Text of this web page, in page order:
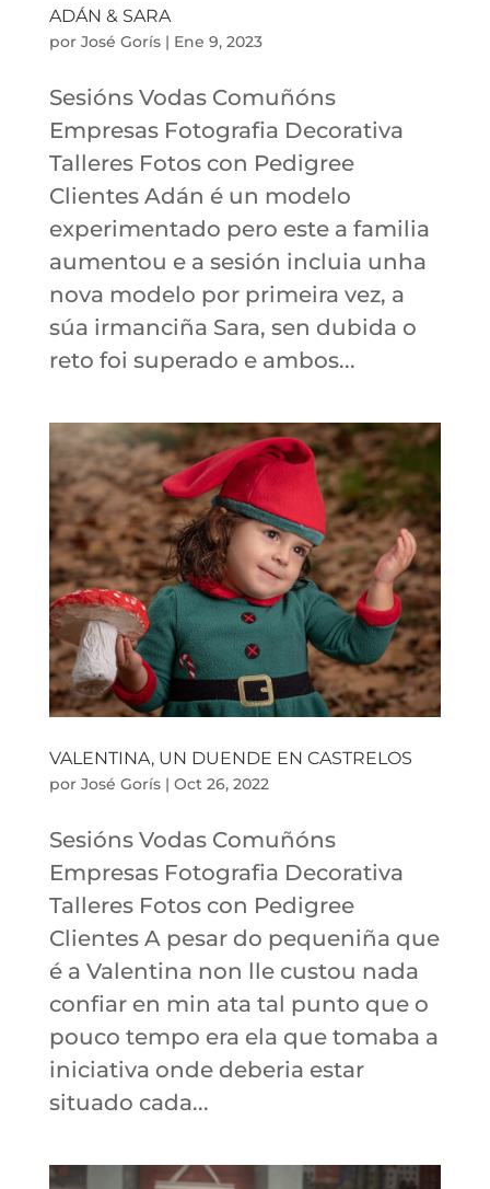
ADÁN & SARA
por José Gorís| Ene 9, 2023
Sesións Vodas Comuñóns
Empresas Fotografia Decorativa
Talleres Fotos con Pedigree
Clientes Adán é un modelo
experimentado pero este a familia
aumentou e a sesión incluia unha
nova modelo por primeira vez, a
súa irmanciña Sara, sen dubida o
reto foi superado e ambos...
VALENTINA, UN DUENDE EN CASTRELOS
por José Gorís| Oct 26, 2022
Sesións Vodas Comuñóns
Empresas Fotografia Decorativa
Talleres Fotos con Pedigree
Clientes A pesar do pequeniña que
é a Valentina non lle custou nada
confiar en min ata tal punto que o
pouco tempo era ela que tomaba a
iniciativa onde deberia estar
situado cada...